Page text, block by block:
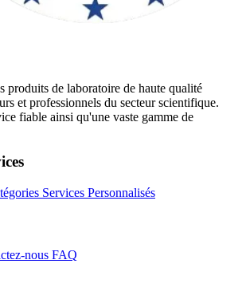
produits de laboratoire de haute qualité
et professionnels du secteur scientifique.
fiable ainsi qu'une vaste gamme de
Services Personnalisés
nous FAQ